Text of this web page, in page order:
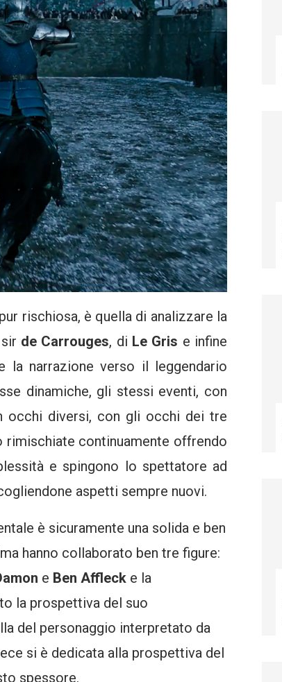
rischiosa, è quella di analizzare la
de Carrouges, di Le Gris e infine
la narrazione verso il leggendario
dinamiche, gli stessi eventi, con
occhi diversi, con gli occhi dei tre
continuamente offrendo
e spingono lo spettatore ad
aspetti sempre nuovi.
è sicuramente una solida e ben
hanno collaborato ben tre figure:
e Ben Affleck e la
la prospettiva del suo
del personaggio interpretato da
si è dedicata alla prospettiva del
spessore.